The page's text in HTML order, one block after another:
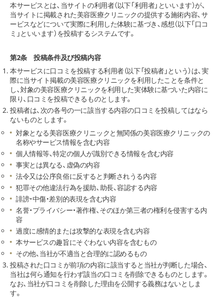
本サービスとは、当サイトの利用者（以下「利用者」といいます）が、
当サイトに掲載された美容医療クリニックの提供する施術内容、サ
ービスなどについて実際に利用した体験に基づき、感想（以下「口コ
ミ」といいます）を投稿するシステムです。
第2条 投稿条件及び投稿内容
本サービスに口コミを投稿する利用者（以下「投稿者」という）は、実
際に当サイト掲載の美容医療クリニックを利用したことを条件と
し、対象の美容医療クリニックを利用した実体験に基づいた内容に
限り、口コミを投稿できるものとします。
投稿者は、次の各号の一に該当する内容の口コミを投稿してはなら
ないものとします。
対象となる美容医療クリニックと無関係の美容医療クリニックの
名称やサービス情報を含む内容
個人情報等、特定の個人が識別できる情報を含む内容
事実とは異なる、虚偽の内容
法令又は公序良俗に反すると判断されうる内容
犯罪その他違法行為を援助、助長、容認する内容
誹謗・中傷・差別的表現を含む内容
名誉・プライバシー・著作権、そのほか第三者の権利を侵害する内
容
過度に感情的または攻撃的な表現を含む内容
本サービスの趣旨にそぐわない内容を含むもの
その他、当社が不適当と合理的に認めるもの
投稿された口コミが前項の内容に該当すると当社が判断した場合、
当社は何ら通知を行わず該当の口コミを削除できるものとします。
なお、当社が口コミを削除した理由を公開する義務はないとしま
す。